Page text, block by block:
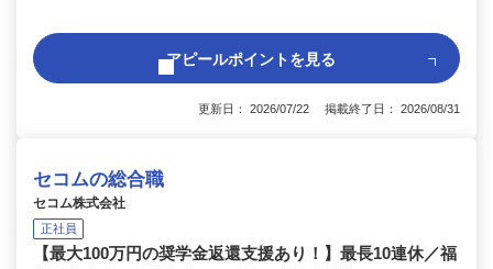
アピールポイントを見る
更新日： 2026/07/22 掲載終了日： 2026/08/31
セコムの総合職
セコム株式会社
正社員
【最大100万円の奨学金返還支援あり！】最長10連休／福